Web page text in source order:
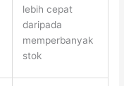
lebih cepat
daripada
memperbanyak
stok